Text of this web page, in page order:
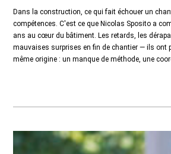
Dans la construction, ce qui fait échouer un
compétences. C'est ce que Nicolas Sposito a
ans au cœur du bâtiment. Les retards, les
mauvaises surprises en fin de chantier — ils ont
même origine : un manque de méthode, une